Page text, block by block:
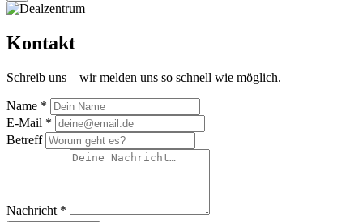
Kontakt
Schreib uns – wir melden uns so schnell wie möglich.
Name *
E-Mail *
Betreff
Nachricht *